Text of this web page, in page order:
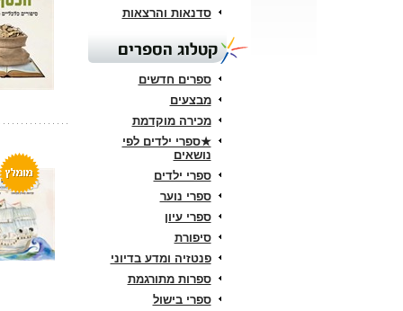
סדנאות והרצאות
קטלוג הספרים
ספרים חדשים
מבצעים
מכירה מוקדמת
★ספרי ילדים לפי
נושאים
ספרי ילדים
ספרי נוער
ספרי עיון
סיפורת
פנטזיה ומדע בדיוני
ספרות מתורגמת
ספרי בישול